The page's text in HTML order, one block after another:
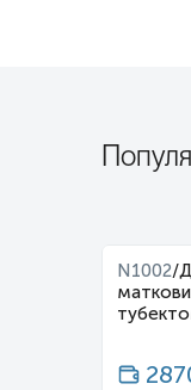
N1002/